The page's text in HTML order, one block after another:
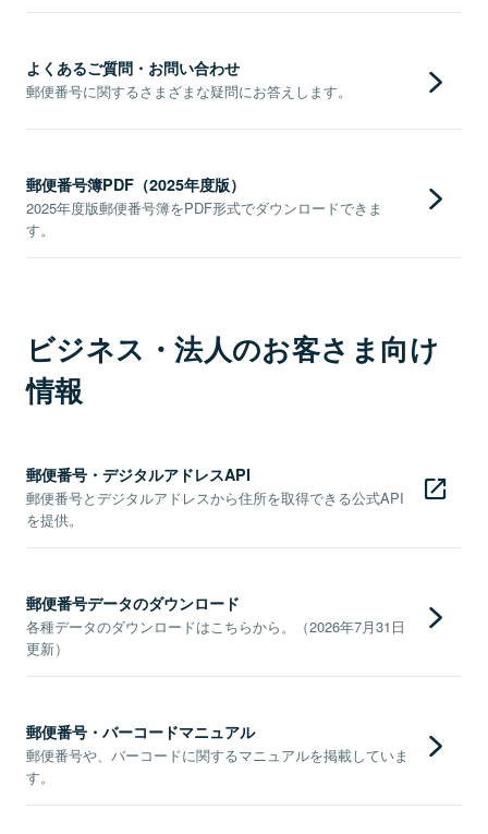
よくあるご質問・お問い合わせ
郵便番号に関するさまざまな疑問にお答えします。
郵便番号簿PDF（2025年度版）
2025年度版郵便番号簿をPDF形式でダウンロードできま
す。
ビジネス・法人のお客さま向け
情報
郵便番号・デジタルアドレスAPI
郵便番号とデジタルアドレスから住所を取得できる公式API
を提供。
郵便番号データのダウンロード
各種データのダウンロードはこちらから。（2026年7月31日
更新）
郵便番号・バーコードマニュアル
郵便番号や、バーコードに関するマニュアルを掲載していま
す。